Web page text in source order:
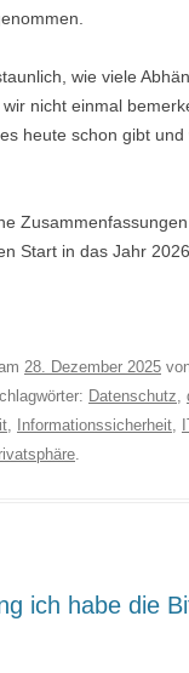
wie viele
nicht einmal
heute schon gibt
Start in das Jahr 2026.
28. Dezember 2025
Datenschutz,
, Informationssicherheit,
.
ich habe die